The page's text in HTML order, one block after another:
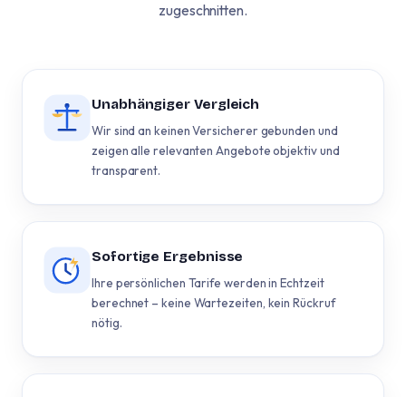
zugeschnitten.
Unabhängiger Vergleich
Wir sind an keinen Versicherer gebunden und
zeigen alle relevanten Angebote objektiv und
transparent.
Sofortige Ergebnisse
Ihre persönlichen Tarife werden in Echtzeit
berechnet – keine Wartezeiten, kein Rückruf
nötig.